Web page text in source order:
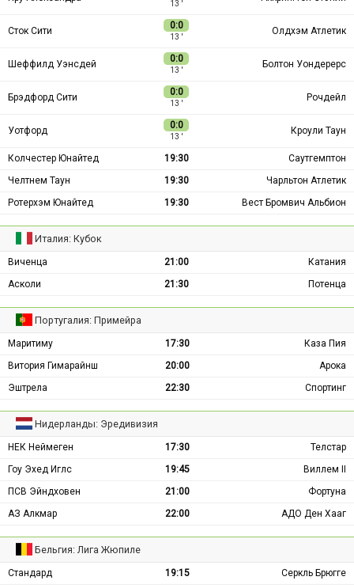
13 ′
Сток Сити 0:0
13 ′
Олдхэм Атлетик
Шеффилд Уэнсдей 0:0
13 ′
Болтон Уондерерс
Брэдфорд Сити 0:0
13 ′
Рочдейл
Уотфорд 0:0
13 ′
Кроули Таун
Колчестер Юнайтед 19:30
Саутгемптон
Челтнем Таун
19:30
Чарльтон Атлетик
Ротерхэм Юнайтед
19:30 Вест Бромвич Альбион
Италия: Кубок
Виченца 21:00
Катания
Асколи
21:30 Потенца
Португалия: Примейра
Маритиму 17:30
Каза Пия
Витория Гимарайнш
20:00
Арока
Эштрела
22:30 Спортинг
Нидерланды: Эредивизия
НЕК Неймеген 17:30
Телстар
Гоу Эхед Иглс
19:45
Виллем II
ПСВ Эйндховен
21:00
Фортуна
АЗ Алкмар
22:00 АДО Ден Хааг
Бельгия: Лига Жюпиле
Стандард 19:15
Серкль Брюгге